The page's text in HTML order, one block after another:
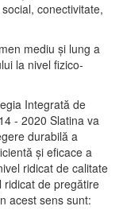
conectivitate,
mediu şi lung a
la nivel fizico-
Integrată de
- 2020 Slatina va
durabilă a
şi eficace a
ridicat de calitate
ridicat de pregătire
acest sens sunt: